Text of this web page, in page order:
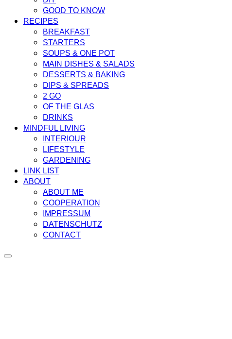
GOOD TO KNOW
RECIPES
BREAKFAST
STARTERS
SOUPS & ONE POT
MAIN DISHES & SALADS
DESSERTS & BAKING
DIPS & SPREADS
2 GO
OF THE GLAS
DRINKS
MINDFUL LIVING
INTERIOUR
LIFESTYLE
GARDENING
LINK LIST
ABOUT
ABOUT ME
COOPERATION
IMPRESSUM
DATENSCHUTZ
CONTACT